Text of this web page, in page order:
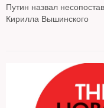
Путин назвал
Кирилла Вышинского